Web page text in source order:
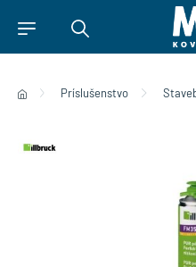
Príslušenstvo